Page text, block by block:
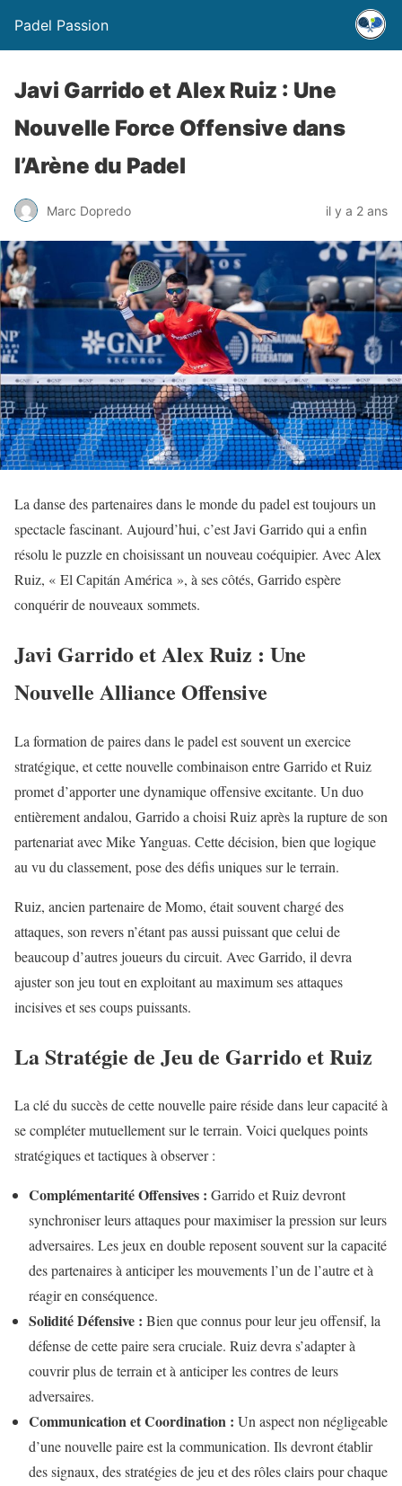
Padel Passion
Javi Garrido et Alex Ruiz : Une
Nouvelle Force Offensive dans
l’Arène du Padel
Marc Dopredo il y a 2 ans
La danse des partenaires dans le monde du padel est toujours un
spectacle fascinant. Aujourd’hui, c’est Javi Garrido qui a enfin
résolu le puzzle en choisissant un nouveau coéquipier. Avec Alex
Ruiz, « El Capitán América », à ses côtés, Garrido espère
conquérir de nouveaux sommets.
Javi Garrido et Alex Ruiz : Une
Nouvelle Alliance Offensive
La formation de paires dans le padel est souvent un exercice
stratégique, et cette nouvelle combinaison entre Garrido et Ruiz
promet d’apporter une dynamique offensive excitante. Un duo
entièrement andalou, Garrido a choisi Ruiz après la rupture de son
partenariat avec Mike Yanguas. Cette décision, bien que logique
au vu du classement, pose des défis uniques sur le terrain.
Ruiz, ancien partenaire de Momo, était souvent chargé des
attaques, son revers n’étant pas aussi puissant que celui de
beaucoup d’autres joueurs du circuit. Avec Garrido, il devra
ajuster son jeu tout en exploitant au maximum ses attaques
incisives et ses coups puissants.
La Stratégie de Jeu de Garrido et Ruiz
La clé du succès de cette nouvelle paire réside dans leur capacité à
se compléter mutuellement sur le terrain. Voici quelques points
stratégiques et tactiques à observer :
Complémentarité Offensives : Garrido et Ruiz devront
synchroniser leurs attaques pour maximiser la pression sur leurs
adversaires. Les jeux en double reposent souvent sur la capacité
des partenaires à anticiper les mouvements l’un de l’autre et à
réagir en conséquence.
Solidité Défensive : Bien que connus pour leur jeu offensif, la
défense de cette paire sera cruciale. Ruiz devra s’adapter à
couvrir plus de terrain et à anticiper les contres de leurs
adversaires.
Communication et Coordination : Un aspect non négligeable
d’une nouvelle paire est la communication. Ils devront établir
des signaux, des stratégies de jeu et des rôles clairs pour chaque